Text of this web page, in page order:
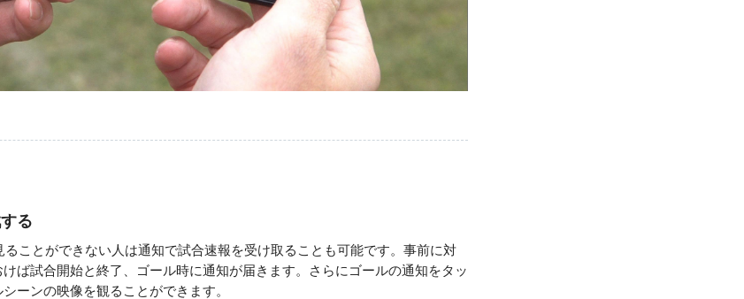
る
ることができない人は通知で試合速報を受け取ることも可能です。事前に対
ば試合開始と終了、ゴール時に通知が届きます。さらにゴールの通知をタッ
ーンの映像を観ることができます。